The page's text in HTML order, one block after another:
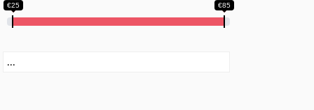
€25 €85